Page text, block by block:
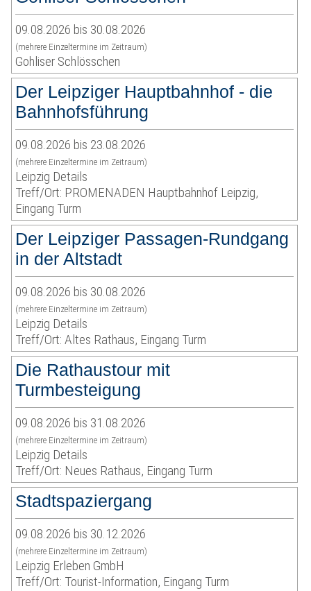
09.08.2026 bis 30.08.2026
(mehrere Einzeltermine im Zeitraum)
Gohliser Schlösschen
Der Leipziger Hauptbahnhof - die
Bahnhofsführung
09.08.2026 bis 23.08.2026
(mehrere Einzeltermine im Zeitraum)
Leipzig Details
Treff/Ort: PROMENADEN Hauptbahnhof Leipzig,
Eingang Turm
Der Leipziger Passagen-Rundgang
in der Altstadt
09.08.2026 bis 30.08.2026
(mehrere Einzeltermine im Zeitraum)
Leipzig Details
Treff/Ort: Altes Rathaus, Eingang Turm
Die Rathaustour mit
Turmbesteigung
09.08.2026 bis 31.08.2026
(mehrere Einzeltermine im Zeitraum)
Leipzig Details
Treff/Ort: Neues Rathaus, Eingang Turm
Stadtspaziergang
09.08.2026 bis 30.12.2026
(mehrere Einzeltermine im Zeitraum)
Leipzig Erleben GmbH
Treff/Ort: Tourist-Information, Eingang Turm